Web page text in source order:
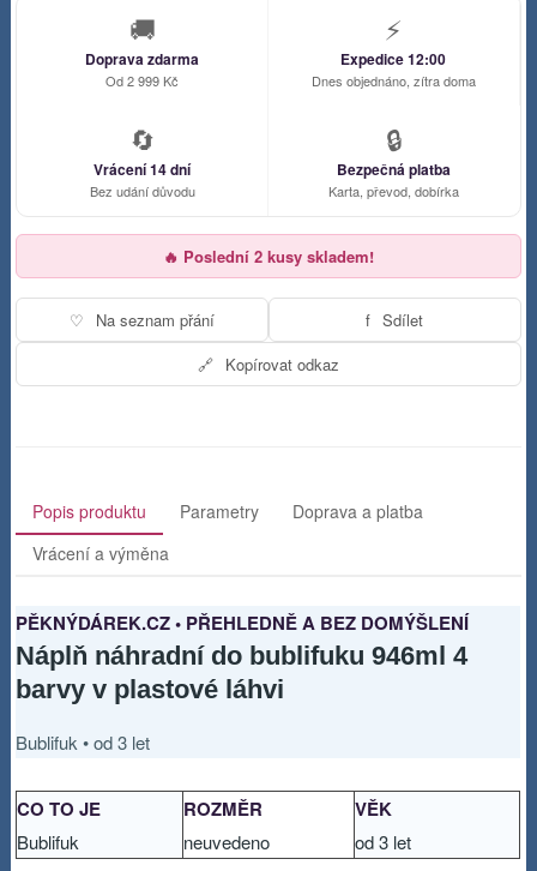
🚚
Doprava zdarma
Od 2 999 Kč
⚡
Expedice 12:00
Dnes objednáno, zítra doma
🔄
Vrácení 14 dní
Bez udání důvodu
🔒
Bezpečná platba
Karta, převod, dobírka
🔥 Poslední 2 kusy skladem!
♡ Na seznam přání f Sdílet
🔗 Kopírovat odkaz
Popis produktu Parametry
Doprava a platba
Vrácení a výměna
PĚKNÝDÁREK.CZ • PŘEHLEDNĚ A BEZ DOMÝŠLENÍ
Náplň náhradní do bublifuku 946ml 4
barvy v plastové láhvi
Bublifuk • od 3 let
CO TO JE
Bublifuk
ROZMĚR
neuvedeno
VĚK
od 3 let